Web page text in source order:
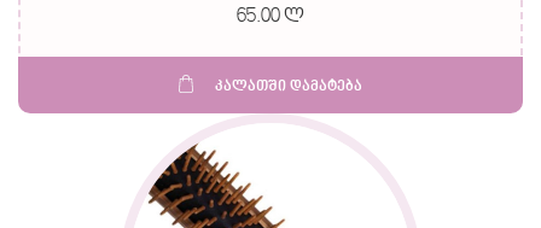
65.00 ლ
კალათში დამატება